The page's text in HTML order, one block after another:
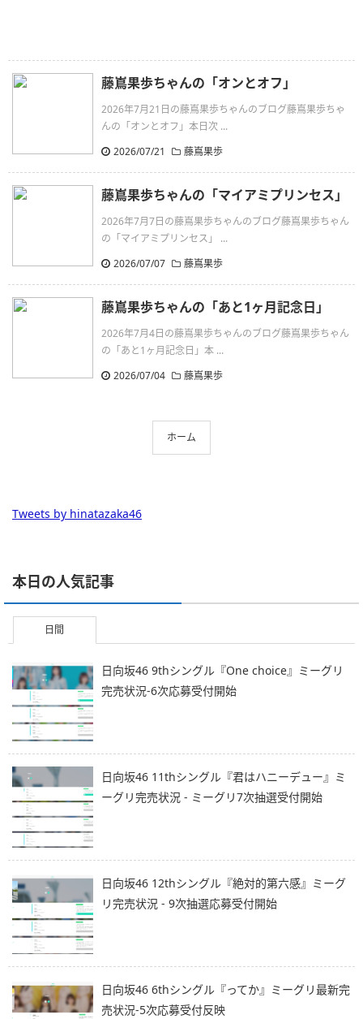
藤嶌果歩ちゃんの「オンとオフ」
2026年7月21日の藤嶌果歩ちゃんのブログ藤嶌果歩ちゃ
んの「オンとオフ」本日次 ...
2026/07/21
藤嶌果歩
藤嶌果歩ちゃんの「マイアミプリンセス」
2026年7月7日の藤嶌果歩ちゃんのブログ藤嶌果歩ちゃん
の「マイアミプリンセス」 ...
2026/07/07
藤嶌果歩
藤嶌果歩ちゃんの「あと1ヶ月記念日」
2026年7月4日の藤嶌果歩ちゃんのブログ藤嶌果歩ちゃん
の「あと1ヶ月記念日」本 ...
2026/07/04
藤嶌果歩
ホーム
Tweets by hinatazaka46
本日の人気記事
日間
日向坂46 9thシングル『One choice』ミーグリ
完売状況-6次応募受付開始
日向坂46 11thシングル『君はハニーデュー』ミ
ーグリ完売状況 - ミーグリ7次抽選受付開始
日向坂46 12thシングル『絶対的第六感』ミーグ
リ完売状況 - 9次抽選応募受付開始
日向坂46 6thシングル『ってか』ミーグリ最新完
売状況-5次応募受付反映